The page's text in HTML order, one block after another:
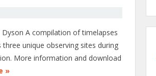
Dyson A compilation of timelapses
three unique observing sites during
More information and download
»